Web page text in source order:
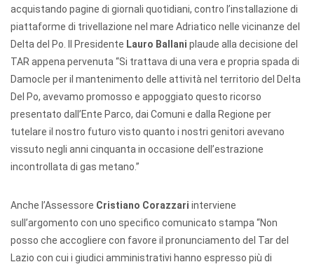
acquistando pagine di giornali quotidiani, contro l’installazione di
piattaforme di trivellazione nel mare Adriatico nelle vicinanze del
Delta del Po. Il Presidente Lauro Ballani plaude alla decisione del
TAR appena pervenuta “Si trattava di una vera e propria spada di
Damocle per il mantenimento delle attività nel territorio del Delta
Del Po, avevamo promosso e appoggiato questo ricorso
presentato dall’Ente Parco, dai Comuni e dalla Regione per
tutelare il nostro futuro visto quanto i nostri genitori avevano
vissuto negli anni cinquanta in occasione dell’estrazione
incontrollata di gas metano.”
Anche l’Assessore Cristiano Corazzari interviene
sull’argomento con uno specifico comunicato stampa “Non
posso che accogliere con favore il pronunciamento del Tar del
Lazio con cui i giudici amministrativi hanno espresso più di